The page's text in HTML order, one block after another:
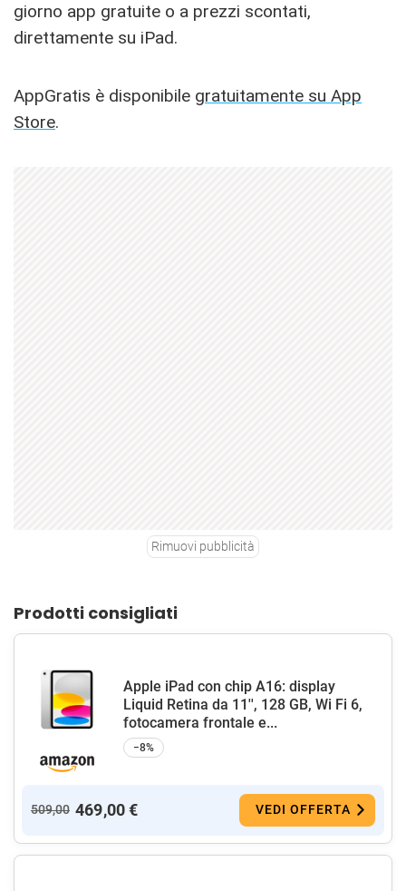
giorno app gratuite o a prezzi scontati,
direttamente su iPad.
AppGratis è disponibile gratuitamente su App
Store.
Rimuovi pubblicità
Prodotti consigliati
Apple iPad con chip A16: display
Liquid Retina da 11'', 128 GB, Wi Fi 6,
fotocamera frontale e...
−8%
509,00 469,00 € VEDI OFFERTA